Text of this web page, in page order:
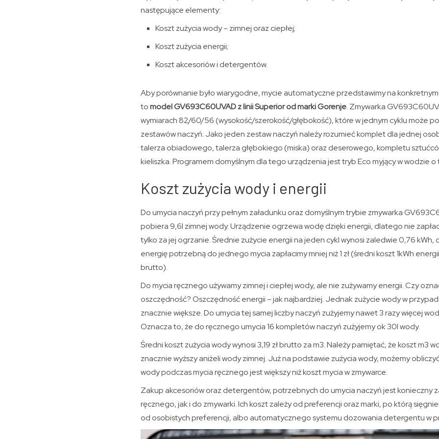
następujące elementy:
Koszt zużycia wody – zimnej oraz ciepłej;
Koszt zużycia energii;
Koszt akcesoriów i detergentów.
Aby porównanie było wiarygodne, mycie automatyczne przedstawimy na
tomodel GV693C60UVAD z linii Superior od marki Gorenje. Zmywarka
wymiarach 82/60/56 (wysokość/szerokość/głębokość), które w jednym cyklu może
zestawów naczyń. Jako jeden zestaw naczyń należy rozumieć komplet dla jednej
talerza obiadowego, talerza głębokiego (miska) oraz deserowego, kompletu
kieliszka. Programem domyślnym dla tego urządzenia jest tryb Eco myjący w wodzie
Koszt zużycia wody i energii
Do umycia naczyń przy pełnym załadunku oraz domyślnym trybie zmywarka
pobiera 9,6l zimnej wody. Urządzenie ogrzewa wodę dzięki energii, dlatego nie
tylko za jej ogrzanie. Średnie zużycie energii na jeden cykl wynosi zaledwie 0,76 kWh,
energię potrzebną do jednego mycia zapłacimy mniej niż 1 zł (średni koszt 1kWh
brutto).
Do mycia ręcznego używamy zimnej i ciepłej wody, ale nie zużywamy energii. Czy
oszczędność? Oszczędność energii – jak najbardziej. Jednak zużycie wody w
znacznie większe. Do umycia tej samej liczby naczyń zużyjemy nawet 3 razy więcej
Oznacza to, że do ręcznego umycia 16 kompletów naczyń zużyjemy ok 30l wody.
Średni koszt zużycia wody wynosi 3,19 zł brutto za m3. Należy pamiętać, że koszt m3
znacznie wyższy aniżeli wody zimnej. Już na podstawie zużycia wody, możemy
wody podczas mycia ręcznego jest większy niż koszt mycia w zmywarce.
Zakup akcesoriów oraz detergentów, potrzebnych do umycia naczyń jest konieczny
ręcznego, jak i do zmywarki. Ich koszt zależy od preferencji oraz marki, po którą
od osobistych preferencji, albo automatycznego systemu dozowania detergentu w